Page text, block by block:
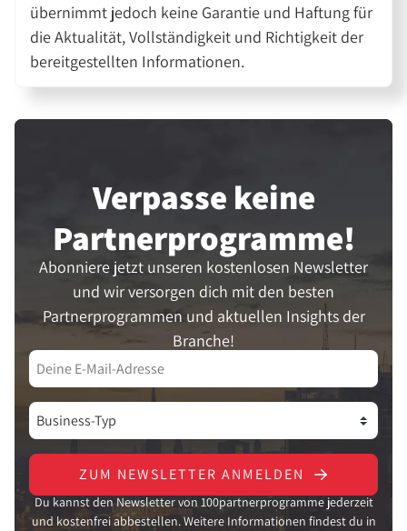
übernimmt jedoch keine Garantie und Haftung für
die Aktualität, Vollständigkeit und Richtigkeit der
bereitgestellten Informationen.
Verpasse keine
Partner­programme!
Abonniere jetzt unseren kostenlosen Newsletter
und wir versorgen dich mit den besten
Partnerprogrammen und aktuellen Insights der
Branche!
ZUM NEWSLETTER ANMELDEN
Du kannst den Newsletter von 100partnerprogramme jederzeit
und kostenfrei abbestellen. Weitere Informationen findest du in